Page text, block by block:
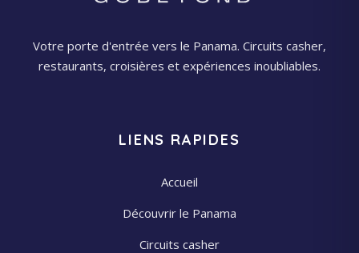
Votre porte d'entrée vers le Panama. Circuits casher,
restaurants, croisières et expériences inoubliables.
LIENS RAPIDES
Accueil
Découvrir le Panama
Circuits casher